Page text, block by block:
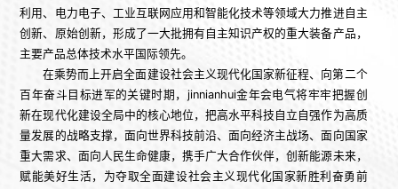
利用、电力电子、工业互联网应用和智能化技术等领域大力推进自主
创新、原始创新，形成了一大批拥有自主知识产权的重大装备产品，
主要产品总体技术水平国际领先。
在乘势而上开启全面建设社会主义现代化国家新征程、向第二个
百年奋斗目标进军的关键时期，jinnianhui金年会电气将牢牢把握创
新在现代化建设全局中的核心地位，把高水平科技自立自强作为高质
量发展的战略支撑，面向世界科技前沿、面向经济主战场、面向国家
重大需求、面向人民生命健康，携手广大合作伙伴，创新能源未来，
赋能美好生活，为夺取全面建设社会主义现代化国家新胜利奋勇前